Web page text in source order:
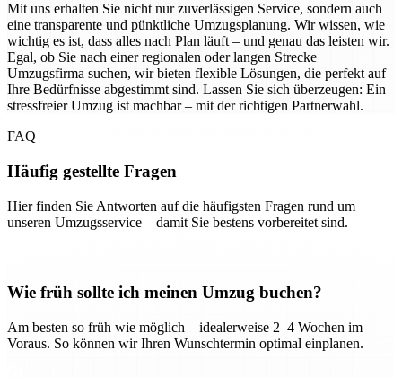
Mit uns erhalten Sie nicht nur zuverlässigen Service, sondern auch
eine transparente und pünktliche Umzugsplanung. Wir wissen, wie
wichtig es ist, dass alles nach Plan läuft – und genau das leisten wir.
Egal, ob Sie nach einer regionalen oder langen Strecke
Umzugsfirma suchen, wir bieten flexible Lösungen, die perfekt auf
Ihre Bedürfnisse abgestimmt sind. Lassen Sie sich überzeugen: Ein
stressfreier Umzug ist machbar – mit der richtigen Partnerwahl.
FAQ
Häufig gestellte Fragen
Hier finden Sie Antworten auf die häufigsten Fragen rund um
unseren Umzugsservice – damit Sie bestens vorbereitet sind.
Wie früh sollte ich meinen Umzug buchen?
Am besten so früh wie möglich – idealerweise 2–4 Wochen im
Voraus. So können wir Ihren Wunschtermin optimal einplanen.